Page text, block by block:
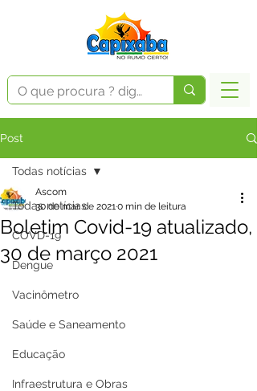
Post
Todas notícias
COVD-19
Dengue
Vacinômetro
Saúde e Saneamento
Educação
Infraestrutura e Obras
Todas notícias
Boletim Covid-19 atualizado,
30 de março 2021
Ascom
30 de mar. de 20210 min de leitura